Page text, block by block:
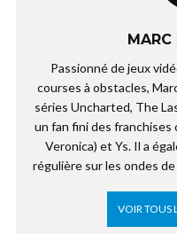
MARC
Passionné de jeux
courses à obstacles,
séries Uncharted, The
un fan fini des franchises
Veronica) et Ys. Il a
régulière sur les ondes
VOIR TOUS